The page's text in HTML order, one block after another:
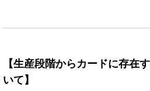
【生産段階からカードに存在
いて】